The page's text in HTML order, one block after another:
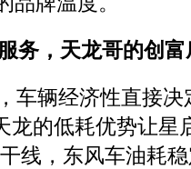
务，天龙哥的创富
车辆经济性直接
龙的低耗优势让星
线，东风车油耗